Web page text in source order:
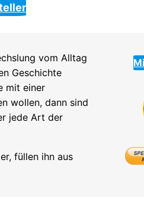
vom Alltag
Geschichte
mit einer
wollen, dann sind
jede Art der
füllen ihn aus